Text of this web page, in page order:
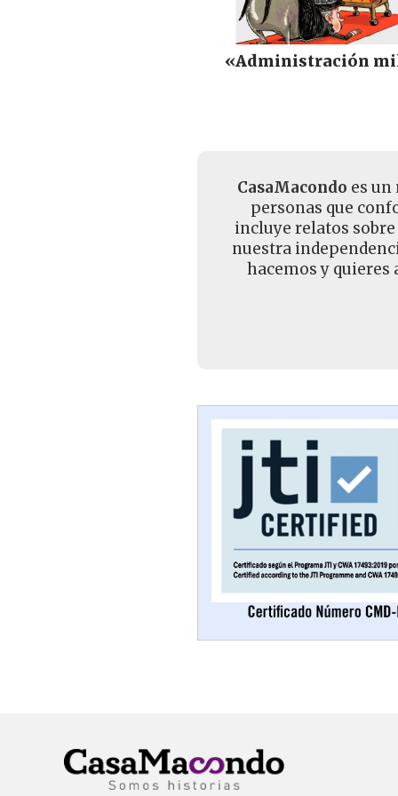
«Administración
CasaMacondo es
personas que
incluye relatos
nuestra
hacemos y quieres